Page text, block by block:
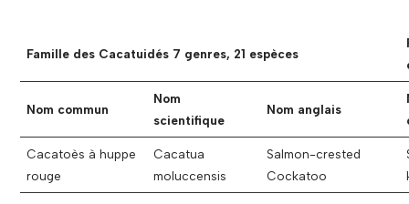
Famille des Cacatuidés7 genres, 21 espèces
Nom commun
Nom
scientifique
Nom anglais
Cacatoès à huppe
rouge
Cacatua
moluccensis
Salmon-crested
Cockatoo